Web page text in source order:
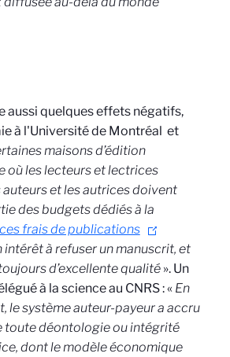
aussi quelques effets négatifs,
à l'Université de Montréal et
maisons d’édition
où les lecteurs et lectrices
et les autrices doivent
des budgets dédiés à la
ces frais de publications
intérêt à refuser un manuscrit, et
d’excellente qualité». Un
à la science au CNRS : « En
le système auteur-payeur a accru
toute déontologie ou intégrité
dont le modèle économique